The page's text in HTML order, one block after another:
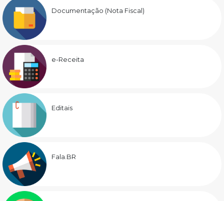
Documentação (Nota Fiscal)
e-Receita
Editais
Fala.BR